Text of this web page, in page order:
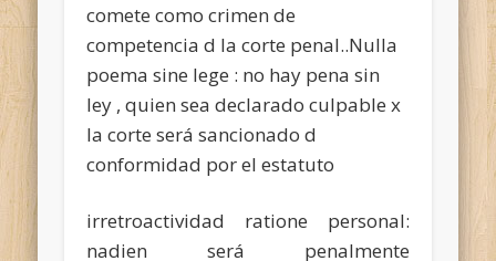
comete como crimen de
competencia d la corte penal..Nulla
poema sine lege : no hay pena sin
ley , quien sea declarado culpable x
la corte será sancionado d
conformidad por el estatuto
irretroactividad ratione personal:
nadien será penalmente